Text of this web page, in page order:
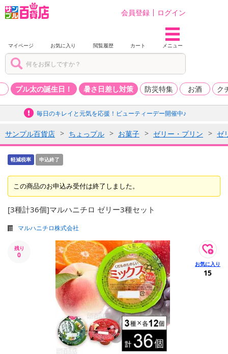
会員登録 ログイン
マイページ お気に入り 閲覧履歴 カート メニュー
プル太の誕生日！ 暑さ日差し対策 防災特集 お酒 ク
毎日のキレイと元気を応援！ビューティーデー開催中♪
サンプル百貨店 ちょっプル お菓子 ゼリー・プリン ゼ
軽減税率 申込終了
この商品のお申込み受付は終了しました。
[3種計36個]マルハニチロ ゼリー3種セット
マルハニチロ株式会社
残り
0
15